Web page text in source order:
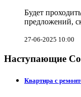
Будет
предложений,
27-06-2025 10:00
Наступающие
Квартира с